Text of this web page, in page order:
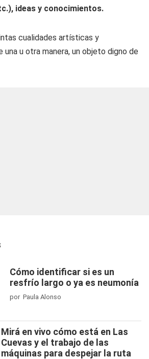
ideas y conocimientos.
cualidades artísticas y
una u otra manera, un objeto digno de
Cómo identificar si es un
resfrío largo o ya es neumonía
por Paula Alonso
Mirá en vivo cómo está en Las
Cuevas y el trabajo de las
máquinas para despejar la ruta